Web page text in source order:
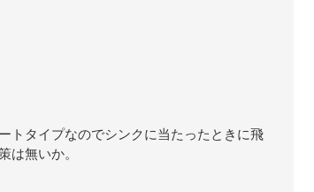
トタイプなのでシンクに当たったときに飛
は無いか。